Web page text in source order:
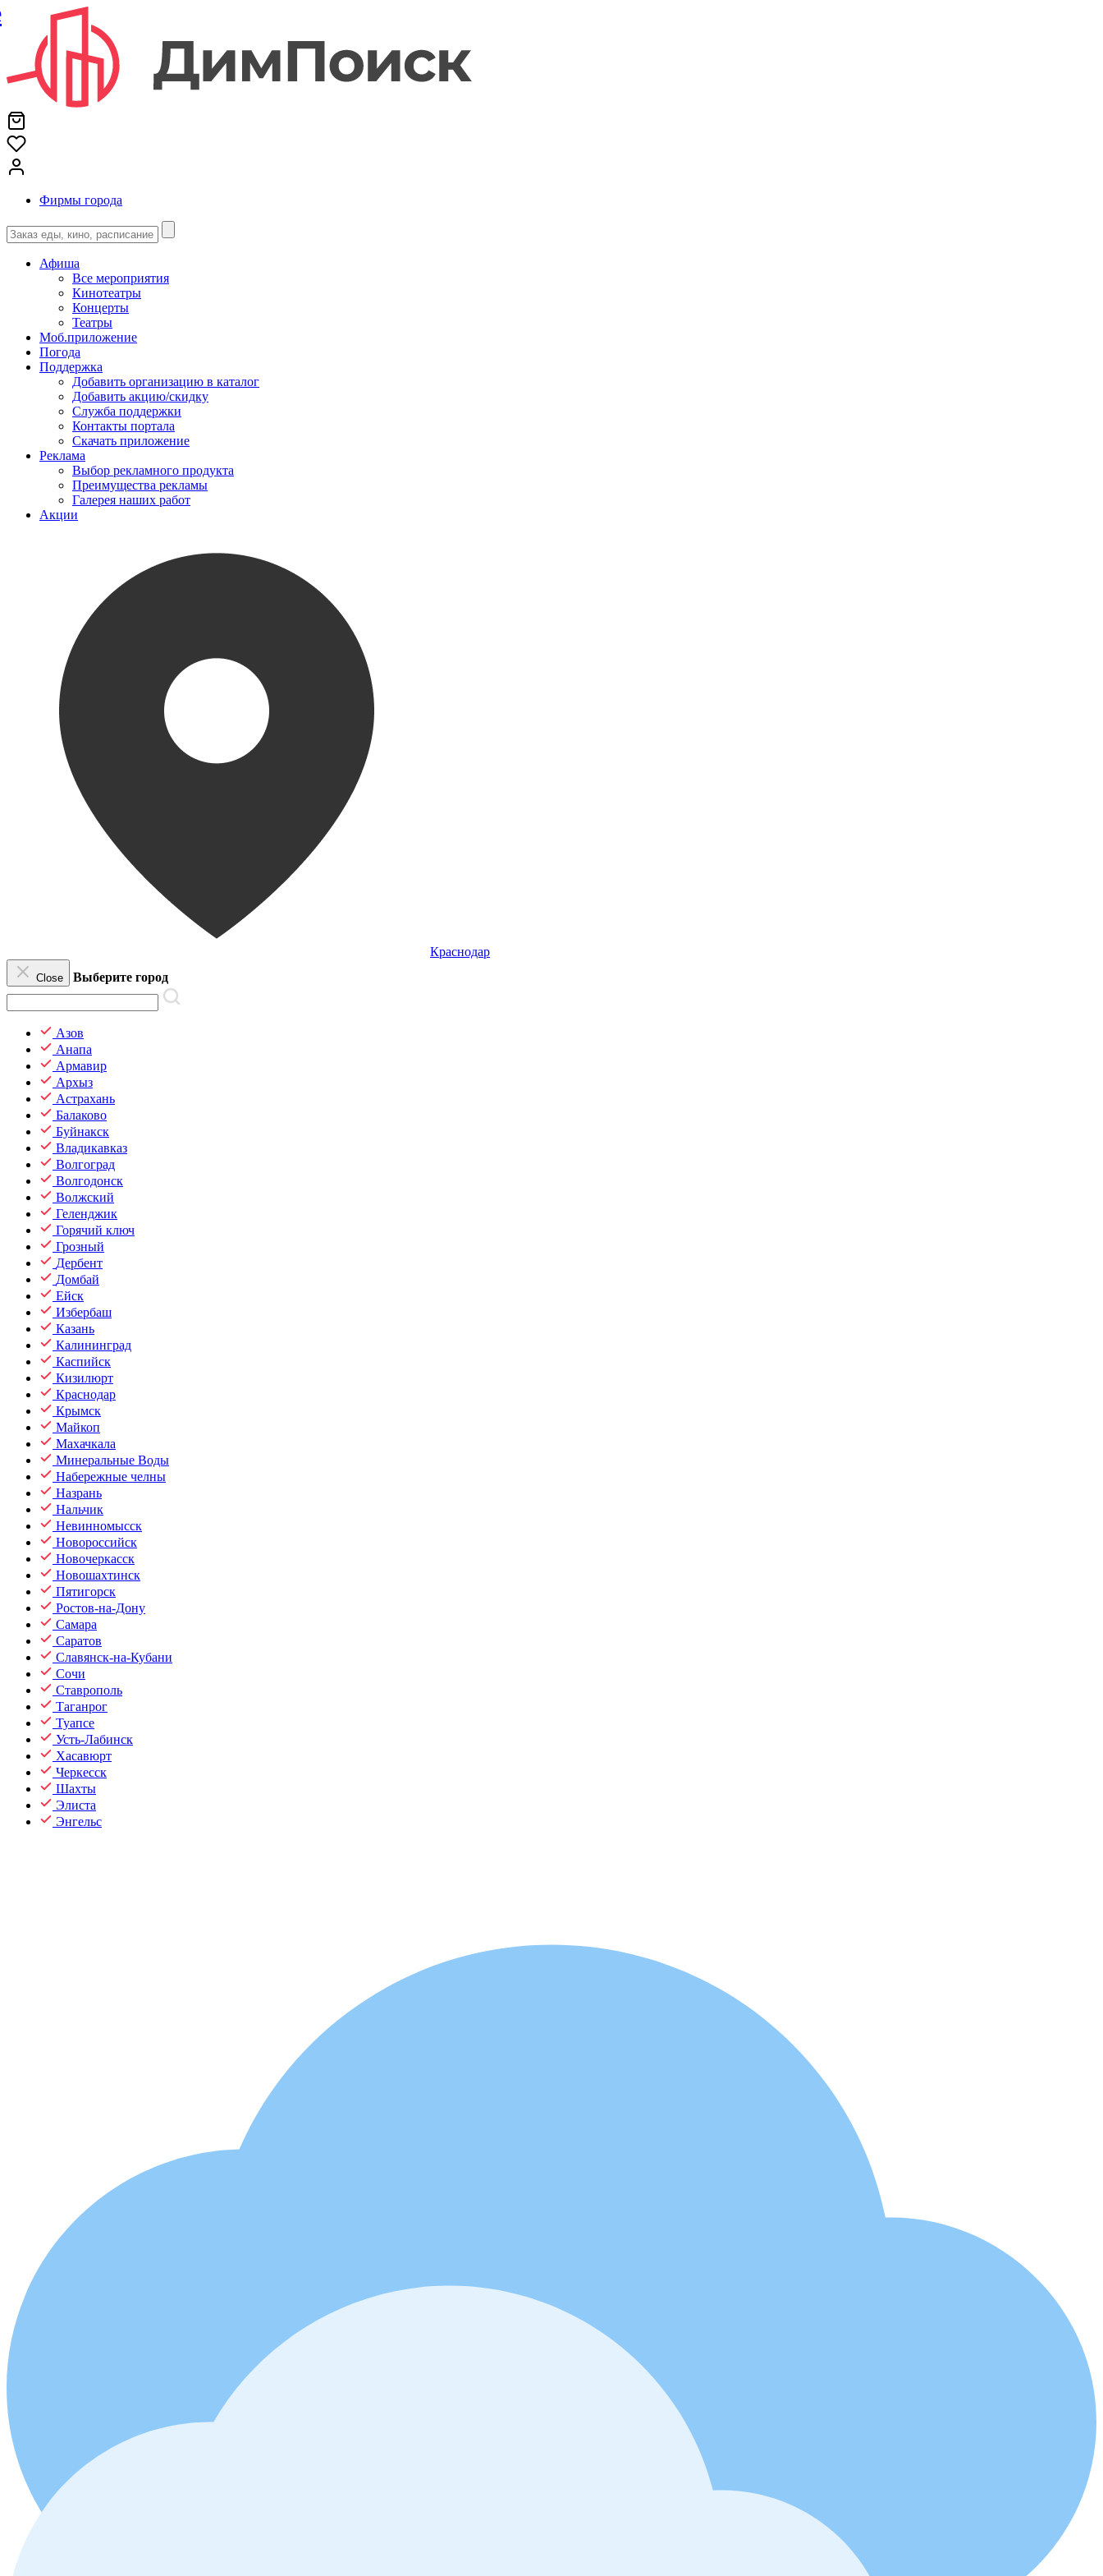
Фирмы города
Афиша
Все мероприятия
Кинотеатры
Концерты
Театры
Моб.приложение
Погода
Поддержка
Добавить организацию в каталог
Добавить акцию/скидку
Служба поддержки
Контакты портала
Скачать приложение
Реклама
Выбор рекламного продукта
Преимущества рекламы
Галерея наших работ
Акции
Краснодар
Close Выберите город
Азов
Анапа
Армавир
Архыз
Астрахань
Балаково
Буйнакск
Владикавказ
Волгоград
Волгодонск
Волжский
Геленджик
Горячий ключ
Грозный
Дербент
Домбай
Ейск
Избербаш
Казань
Калининград
Каспийск
Кизилюрт
Краснодар
Крымск
Майкоп
Махачкала
Минеральные Воды
Набережные челны
Назрань
Нальчик
Невинномысск
Новороссийск
Новочеркасск
Новошахтинск
Пятигорск
Ростов-на-Дону
Самара
Саратов
Славянск-на-Кубани
Сочи
Ставрополь
Таганрог
Туапсе
Усть-Лабинск
Хасавюрт
Черкесск
Шахты
Элиста
Энгельс